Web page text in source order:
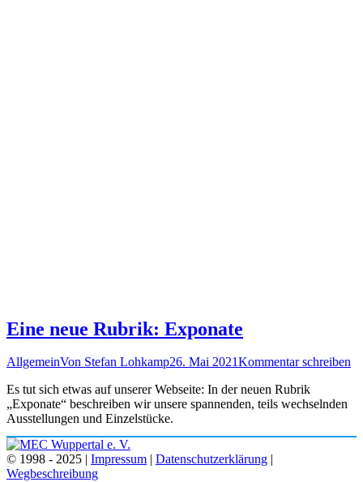
Eine neue Rubrik: Exponate
AllgemeinVon Stefan Lohkamp26. Mai 2021Kommentar schreiben
Es tut sich etwas auf unserer Webseite: In der neuen Rubrik
„Exponate“ beschreiben wir unsere spannenden, teils wechselnden
Ausstellungen und Einzelstücke.
© 1998 - 2025 | Impressum | Datenschutzerklärung |
Wegbeschreibung